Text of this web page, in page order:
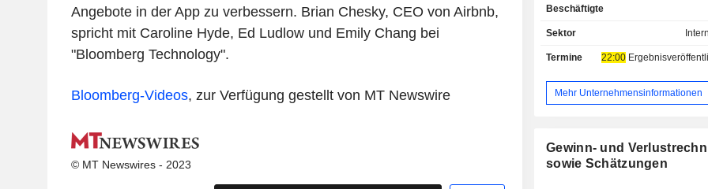
Angebote in der App zu verbessern. Brian Chesky, CEO von Airbnb,
spricht mit Caroline Hyde, Ed Ludlow und Emily Chang bei
"Bloomberg Technology".
Bloomberg-Videos, zur Verfügung gestellt von MT Newswire
© MT Newswires - 2023
so Mieter finden. Der Nettoumsatz verteilt sich
geografisch wie folgt: Nordamerika
Lateinamerika (9,5 %) und Asien/
Beschäftigte
Sektor
Termine 22:00
Mehr Unternehmensinformationen
Gewinn- und
sowie Schätzungen